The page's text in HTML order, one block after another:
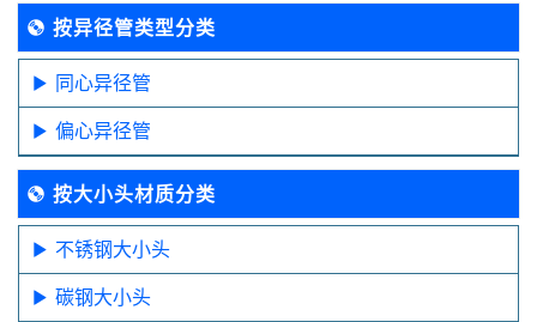
按异径管类型分类
同心异径管
偏心异径管
按大小头材质分类
不锈钢大小头
碳钢大小头